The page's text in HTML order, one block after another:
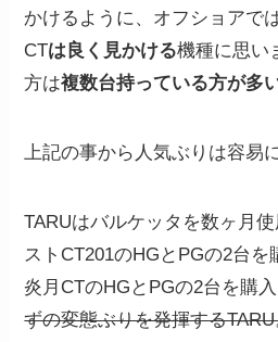
かけるように、オフショアで
CTは良く見かける機種に思い
方は複数台持っている方が多
上記の事から人気ぶりは容易
TARUはバルケッタを数ヶ月
ストCT201のHGとPGの2台を
炎月CTのHGとPGの2台を購
ずの変態ぶりを発揮する